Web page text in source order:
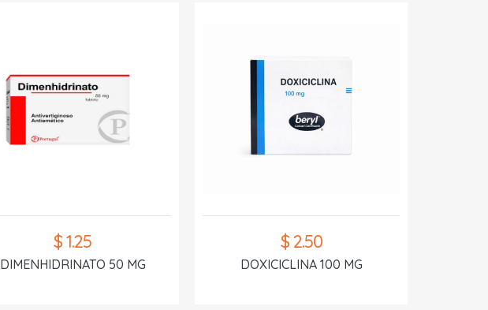
$ 1.25
DIMENHIDRINATO 50 MG
$ 2.50
DOXICICLINA 100 MG